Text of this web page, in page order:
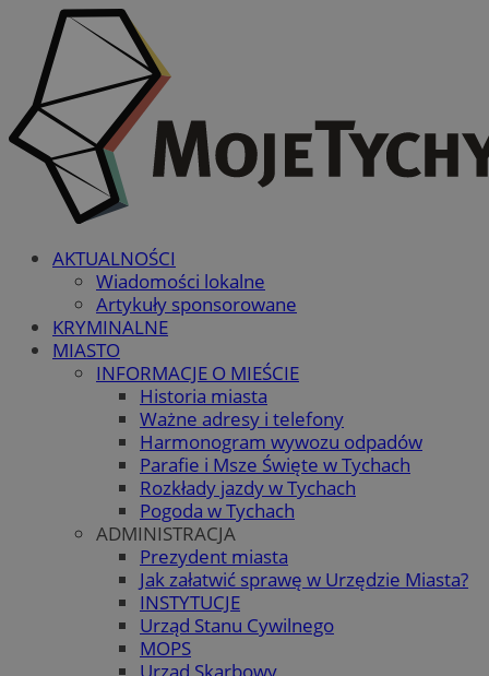
AKTUALNOŚCI
Wiadomości lokalne
Artykuły sponsorowane
KRYMINALNE
MIASTO
INFORMACJE O MIEŚCIE
Historia miasta
Ważne adresy i telefony
Harmonogram wywozu odpadów
Parafie i Msze Święte w Tychach
Rozkłady jazdy w Tychach
Pogoda w Tychach
ADMINISTRACJA
Prezydent miasta
Jak załatwić sprawę w Urzędzie Miasta?
INSTYTUCJE
Urząd Stanu Cywilnego
MOPS